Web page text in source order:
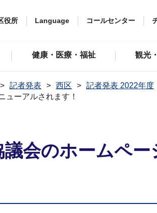
役所 Language コールセンター
健康・医療・福祉 観光
記者発表 西区
記者発表 2022年度
ューアルされます！
会のホームペ